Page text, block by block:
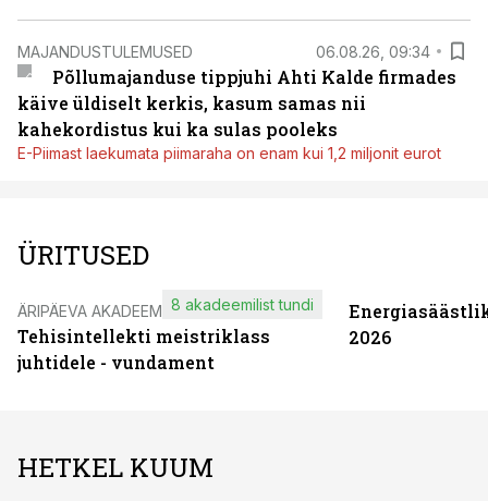
MAJANDUSTULEMUSED 06.08.26, 09:34
Põllumajanduse tippjuhi Ahti Kalde firmades
käive üldiselt kerkis, kasum samas nii
kahekordistus kui ka sulas pooleks
E-Piimast laekumata piimaraha on enam kui 1,2 miljonit eurot
ÜRITUSED
ÄRIPÄEVA AKADEEMIA
Tehisintellekti meistriklass
juhtidele - vundament
8 akadeemilist tundi
2026
HETKEL KUUM